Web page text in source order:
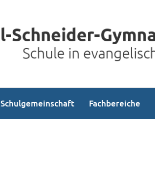
Schulgemeinschaft Fachbereiche